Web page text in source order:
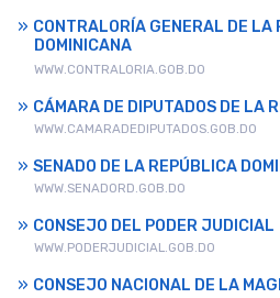
CONTRALORÍA GENERAL DE LA
DOMINICANA
WWW.CONTRALORIA.GOB.DO
CÁMARA DE DIPUTADOS DE LA
WWW.CAMARADEDIPUTADOS.GOB.DO
SENADO DE LA REPÚBLICA
WWW.SENADORD.GOB.DO
CONSEJO DEL PODER JUDICIAL
WWW.PODERJUDICIAL.GOB.DO
CONSEJO NACIONAL DE LA